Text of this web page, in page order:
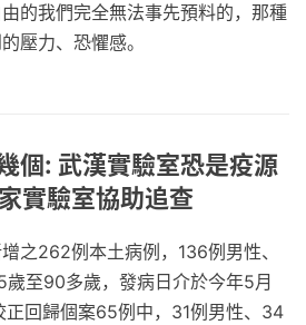
的我們完全無法事先預料的，那種
壓力、恐懼感。
個: 武漢實驗室恐是疫源
實驗室協助追查
之262例本土病例，136例男性、
至90多歲，發病日介於今年5月
回歸個案65例中，31例男性、34